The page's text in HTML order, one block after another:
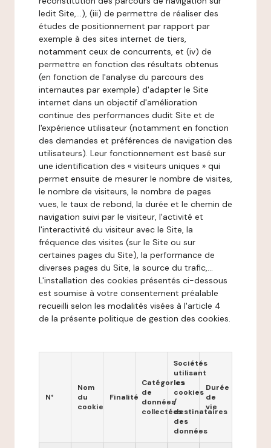
ledit Site,...), (iii) de permettre de réaliser des
études de positionnement par rapport par
exemple à des sites internet de tiers,
notamment ceux de concurrents, et (iv) de
permettre en fonction des résultats obtenus
(en fonction de l'analyse du parcours des
internautes par exemple) d'adapter le Site
internet dans un objectif d'amélioration
continue des performances dudit Site et de
l'expérience utilisateur (notamment en fonction
des demandes et préférences de navigation des
utilisateurs). Leur fonctionnement est basé sur
une identification des « visiteurs uniques » qui
permet ensuite de mesurer le nombre de visites,
le nombre de visiteurs, le nombre de pages
vues, le taux de rebond, la durée et le chemin de
navigation suivi par le visiteur, l'activité et
l'interactivité du visiteur avec le Site, la
fréquence des visites (sur le Site ou sur
certaines pages du Site), la performance de
diverses pages du Site, la source du trafic,...
L'installation des cookies présentés ci-dessous
est soumise à votre consentement préalable
recueilli selon les modalités visées à l'article 4
de la présente politique de gestion des cookies.
N°
Nom
du
cookie
Finalité
Catégories
de
données
collectées
Sociétés
utilisant
les
cookies
/
destinataires
des
données
Durée
de
vie